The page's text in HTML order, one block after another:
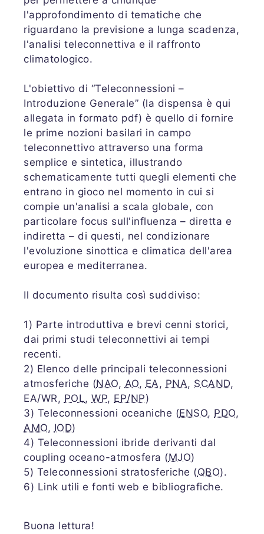
l'approfondimento di tematiche che
riguardano la previsione a lunga scadenza,
l'analisi teleconnettiva e il raffronto
climatologico.
L'obiettivo di “Teleconnessioni –
Introduzione Generale” (la dispensa è qui
allegata in formato pdf) è quello di fornire
le prime nozioni basilari in campo
teleconnettivo attraverso una forma
semplice e sintetica, illustrando
schematicamente tutti quegli elementi che
entrano in gioco nel momento in cui si
compie un'analisi a scala globale, con
particolare focus sull'influenza – diretta e
indiretta – di questi, nel condizionare
l'evoluzione sinottica e climatica dell'area
europea e mediterranea.
Il documento risulta così suddiviso:
1) Parte introduttiva e brevi cenni storici,
dai primi studi teleconnettivi ai tempi
recenti.
2) Elenco delle principali teleconnessioni
atmosferiche (NAO, AO, EA, PNA, SCAND,
EA/WR, POL, WP, EP/NP)
3) Teleconnessioni oceaniche (ENSO, PDO,
AMO, IOD)
4) Teleconnessioni ibride derivanti dal
coupling oceano-atmosfera (MJO)
5) Teleconnessioni stratosferiche (QBO).
6) Link utili e fonti web e bibliografiche.
Buona lettura!